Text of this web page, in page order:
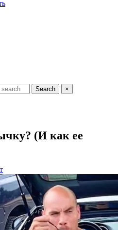
Search ×
(И как ее